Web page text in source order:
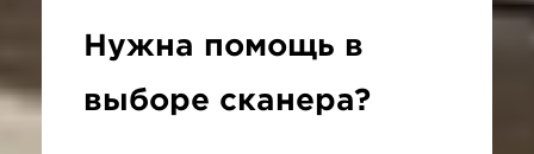
Нужна помощь в
выборе сканера?